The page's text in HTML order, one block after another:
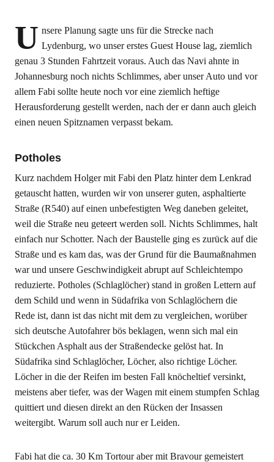
U nsere Planung sagte uns für die Strecke nach
Lydenburg, wo unser erstes Guest House lag, ziemlich
genau 3 Stunden Fahrtzeit voraus. Auch das Navi ahnte in
Johannesburg noch nichts Schlimmes, aber unser Auto und vor
allem Fabi sollte heute noch vor eine ziemlich heftige
Herausforderung gestellt werden, nach der er dann auch gleich
einen neuen Spitznamen verpasst bekam.
Potholes
Kurz nachdem Holger mit Fabi den Platz hinter dem Lenkrad
getauscht hatten, wurden wir von unserer guten, asphaltierte
Straße (R540) auf einen unbefestigten Weg daneben geleitet,
weil die Straße neu geteert werden soll. Nichts Schlimmes, halt
einfach nur Schotter. Nach der Baustelle ging es zurück auf die
Straße und es kam das, was der Grund für die Baumaßnahmen
war und unsere Geschwindigkeit abrupt auf Schleichtempo
reduzierte. Potholes (Schlaglöcher) stand in großen Lettern auf
dem Schild und wenn in Südafrika von Schlaglöchern die
Rede ist, dann ist das nicht mit dem zu vergleichen, worüber
sich deutsche Autofahrer bös beklagen, wenn sich mal ein
Stückchen Asphalt aus der Straßendecke gelöst hat. In
Südafrika sind Schlaglöcher, Löcher, also richtige Löcher.
Löcher in die der Reifen im besten Fall knöcheltief versinkt,
meistens aber tiefer, was der Wagen mit einem stumpfen Schlag
quittiert und diesen direkt an den Rücken der Insassen
weitergibt. Warum soll auch nur er Leiden.
Fabi hat die ca. 30 Km Tortour aber mit Bravour gemeistert